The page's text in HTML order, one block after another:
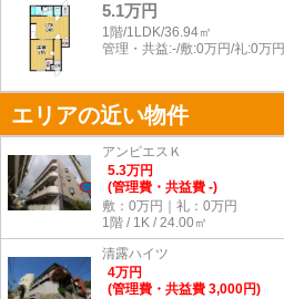
5.1万円
1階/1LDK/36.94㎡
管理・共益:-/敷:0万円/礼:0万円
エリアの近い物件
アンピエスＫ
5.3万円
(管理費・共益費 -)
敷：0万円｜礼：0万円
1階 / 1K / 24.00㎡
清露ハイツ
4万円
(管理費・共益費 3,000円)